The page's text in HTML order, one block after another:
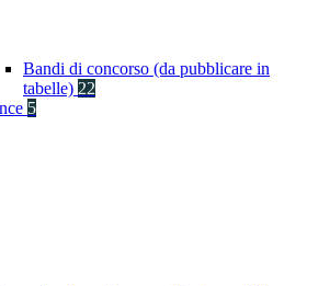
Bandi di concorso (da pubblicare in
tabelle) 22
5